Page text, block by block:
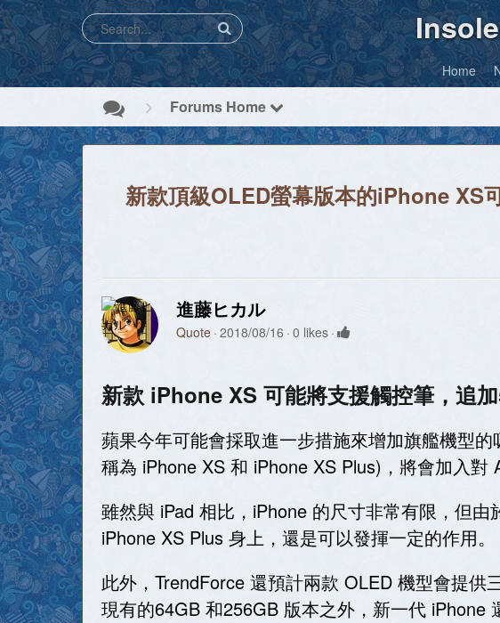
Home
Forums Home
新款頂級OLED螢幕版本的iPhone XS
進藤ヒカル
Quote 2018/08/16 0 likes
新款 iPhone XS 可能將支援觸控筆，追
蘋果今年可能會採取進一步措施來增加旗艦機型
稱為 iPhone XS 和 iPhone XS Plus)，將會加入對
雖然與 iPad 相比，iPhone 的尺寸非常有限，但
iPhone XS Plus 身上，還是可以發揮一定的作用。
此外，TrendForce 還預計兩款 OLED 機型會提
現有的64GB 和256GB 版本之外，新一代 iPhone